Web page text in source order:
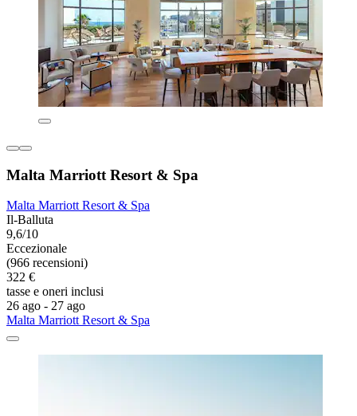
Malta Marriott Resort & Spa
Malta Marriott Resort & Spa
Il-Balluta
9,6/10
Eccezionale
(966 recensioni)
322 €
tasse e oneri inclusi
26 ago - 27 ago
Malta Marriott Resort & Spa